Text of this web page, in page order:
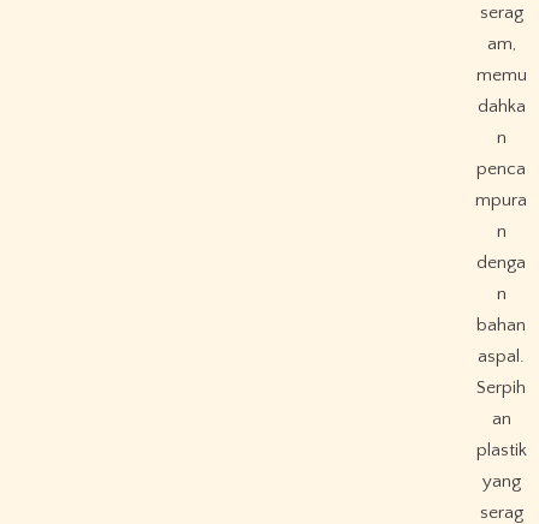
serag
am,
memu
dahka
n
penca
mpura
n
denga
n
bahan
aspal.
Serpih
an
plastik
yang
serag